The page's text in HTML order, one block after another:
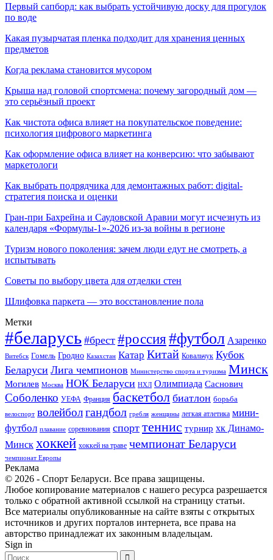
Первый сапборд: как выбрать устойчивую доску для прогулок
по воде
Какая пузырчатая пленка подходит для хранения ценных
предметов
Когда реклама становится мусором
Крыша над головой спортсмена: почему загородный дом —
это серьёзный проект
Как чистота офиса влияет на покупательское поведение:
психология цифрового маркетинга
Как оформление офиса влияет на конверсию: что забывают
маркетологи
Как выбрать подрядчика для демонтажных работ: digital-
стратегия поиска и оценки
Гран-при Бахрейна и Саудовской Аравии могут исчезнуть из
календаря «Формулы-1»-2026 из-за войны в регионе
Туризм нового поколения: зачем люди едут не смотреть, а
испытывать
Советы по выбору цвета для отделки стен
Шлифовка паркета — это восстановление пола
Метки
#беларусь #брест #россия#футбол Азаренко
Витебск Гомель Гродно Казахстан Катар Китай Ковальчук Кубок
Беларуси Лига чемпионов Министерство спорта и туризма Минск
Могилев Москва НОК Беларуси НХЛ Олимпиада Саснович
Соболенко УЕФА Франция баскетбол биатлон борьба
велоспорт волейболгандбол гребля женщины легкая атлетика мини-
футбол плавание соревнования спорт теннис турнир хк Динамо-
Минск хоккей хоккей на траве чемпионат Беларуси
чемпионат Европы
Реклама
© 2026 - Спорт Беларуси. Все права защищены.
Любое копирование материалов с нашего ресурса разрешается
только с обратной активной ссылкой на страницу статьи.
Все материалы опубликованные на сайте взяты с открытых
источников и других порталов интернета, все права на
авторство принадлежат их законным владельцам.
Sign in